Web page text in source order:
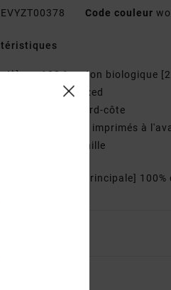
EVYZT00378 Code couleur
:100 % coton biologique
coupe relaxed
col rond en bord-côte
motifs imprimés à
brodés en chenille
[Matière principale]